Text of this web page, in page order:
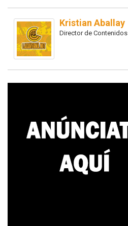
Kristian Aballay
Director de Contenidos